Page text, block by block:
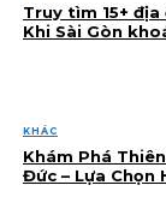
Truy tìm 15+
Khi Sài Gòn
KHÁC
Khám Phá
Đức – Lựa Chọn